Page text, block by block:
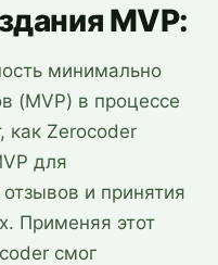
MVP:
минимально
(MVP) в процессе
как Zerocoder
для
и принятия
Применяя этот
смог